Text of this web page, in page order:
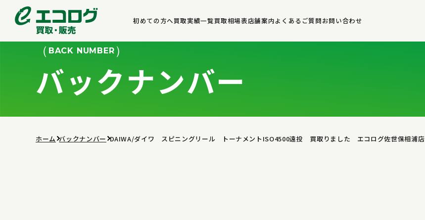
初めての方へ買取実績一覧買取相場表店舗案内よくあるご質問お問い合わせ
BACK NUMBER
バックナンバー
ホーム バックナンバー DAIWA/ダイワ スピニングリール トーナメントISO4500遠投 買取りました エコログ佐世保相浦店